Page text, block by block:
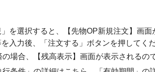
」を選択すると、【先物OP新規注文】画
入力後、「注文する」ボタンを押してくだ
の場合、【残高表示】画面が表示されるの